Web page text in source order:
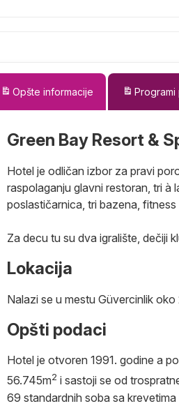
Opšte informacije Programi
Green Bay Resort &
Hotel je odličan izbor za pravi
raspolaganju glavni restoran, tri à
poslastičarnica, tri bazena, fitness
Za decu tu su dva igralište, dečiji
Lokacija
Nalazi se u mestu Güvercinlik
Opšti podaci
Hotel je otvoren 1991. godine a
56.745m2 i sastoji se od
69 standardnih soba sa